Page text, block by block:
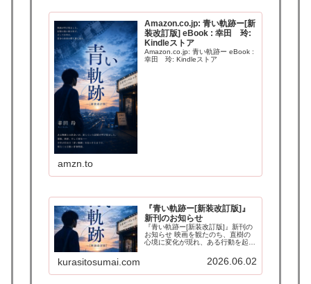
Amazon.co.jp: 青い軌跡ー[新
装改訂版] eBook : 幸田 玲:
Kindleストア
Amazon.co.jp: 青い軌跡ー eBook :
幸田 玲: Kindleストア
amzn.to
『青い軌跡ー[新装改訂版]』
新刊のお知らせ
『青い軌跡ー[新装改訂版]』新刊の
お知らせ 映画を観たのち、直樹の
心境に変化が現れ、ある行動を起こ
リーニ監督の映画『道』が呼び覚ま
した、切なくも力強い感動の青春ス
kurasitosumai.com 2026.06.02